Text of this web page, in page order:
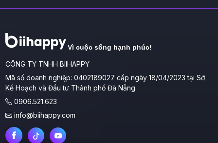
Vì cuộc sống hạnh phúc!
CÔNG TY TNHH BIIHAPPY
Mã số doanh nghiệp: 0402189027 cấp ngày 18/04/2023 tại Sở
Kế Hoạch và Đầu tư Thành phố Đà Nẵng
0906.521.623
info@biihappy.com